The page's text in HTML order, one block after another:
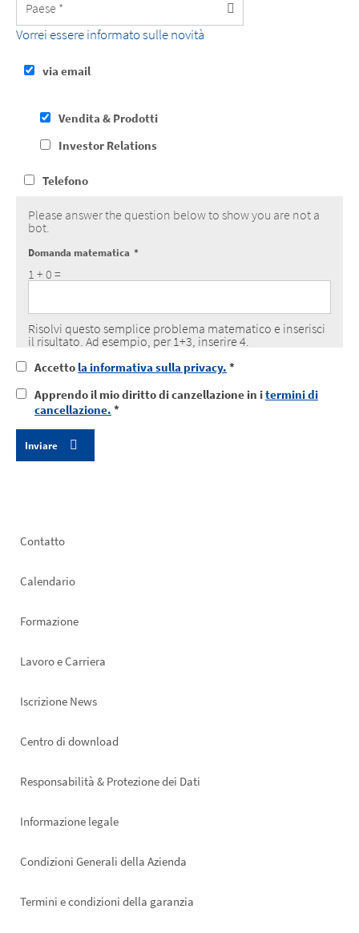
Vorrei essere informato sulle novità
via email
Vendita & Prodotti
Investor Relations
Telefono
Please answer the question below to show you are not a
bot.
Domanda matematica
1 + 0 =
Risolvi questo semplice problema matematico e inserisci
il risultato. Ad esempio, per 1+3, inserire 4.
I
to
the
data
protection
notice
Accetto la informativa sulla privacy. *
I
took
of
Apprendo il mio diritto di canzellazione in itermini di
cancellazione. *
Footer
Contatto
Calendario
Formazione
Lavoro e Carriera
Iscrizione News
Footer
Centro di download
Responsabilità & Protezione dei Dati
Informazione legale
Condizioni Generali della Azienda
Termini e condizioni della garanzia